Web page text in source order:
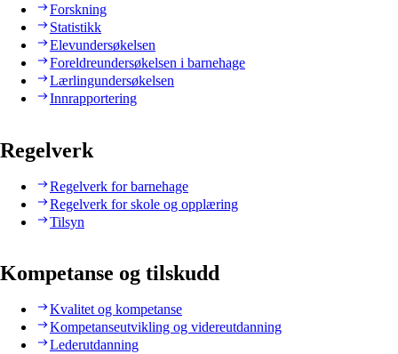
Forskning
Statistikk
Elevundersøkelsen
Foreldreundersøkelsen i barnehage
Lærlingundersøkelsen
Innrapportering
Regelverk
Regelverk for barnehage
Regelverk for skole og opplæring
Tilsyn
Kompetanse og tilskudd
Kvalitet og kompetanse
Kompetanseutvikling og videreutdanning
Lederutdanning